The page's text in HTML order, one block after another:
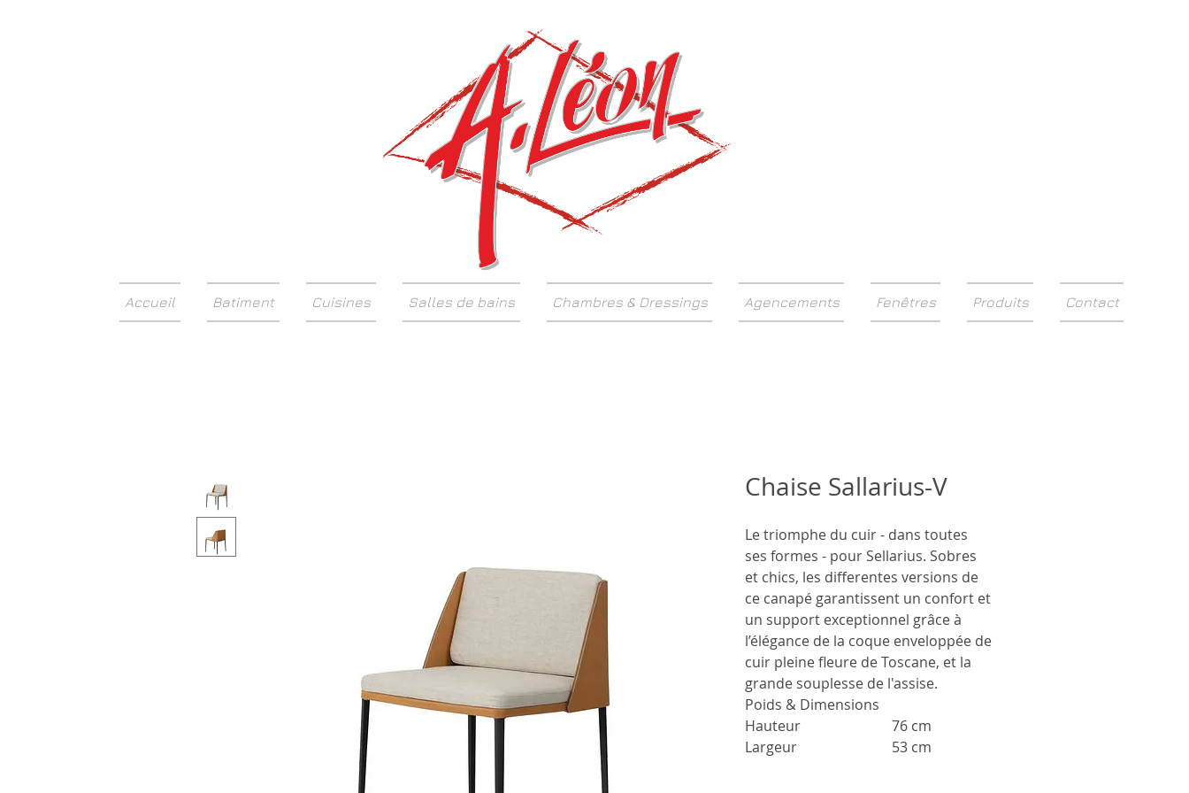
Accueil Batiment Cuisines Salles de bains Chambres & Dressings Agencements Fenêtres Produits Contact
Chaise Sallarius-V
Le triomphe du cuir - dans toutes
ses formes - pour Sellarius. Sobres
et chics, les differentes versions de
ce canapé garantissent un confort et
un support exceptionnel grâce à
l’élégance de la coque enveloppée de
cuir pleine fleure de Toscane, et la
grande souplesse de l'assise.
Poids & Dimensions
Hauteur
76 cm
Largeur
53 cm